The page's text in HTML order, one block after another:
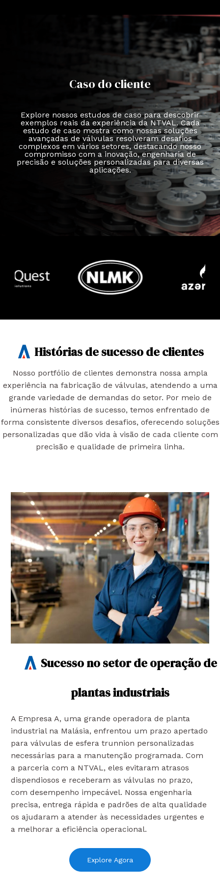
Caso do cliente
Explore nossos estudos de caso para descobrir
exemplos reais da experiência da NTVAL. Cada
estudo de caso mostra como nossas soluções
avançadas de válvulas resolveram desafios
complexos em vários setores, destacando nosso
compromisso com a inovação, engenharia de
precisão e soluções personalizadas para diversas
aplicações.
Histórias de sucesso de clientes
Nosso portfólio de clientes demonstra nossa ampla
experiência na fabricação de válvulas, atendendo a uma
grande variedade de demandas do setor. Por meio de
inúmeras histórias de sucesso, temos enfrentado de
forma consistente diversos desafios, oferecendo soluções
personalizadas que dão vida à visão de cada cliente com
precisão e qualidade de primeira linha.
Sucesso no setor de operação de
plantas industriais
A Empresa A, uma grande operadora de planta
industrial na Malásia, enfrentou um prazo apertado
para válvulas de esfera trunnion personalizadas
necessárias para a manutenção programada. Com
a parceria com a NTVAL, eles evitaram atrasos
dispendiosos e receberam as válvulas no prazo,
com desempenho impecável. Nossa engenharia
precisa, entrega rápida e padrões de alta qualidade
os ajudaram a atender às necessidades urgentes e
a melhorar a eficiência operacional.
Explore Agora